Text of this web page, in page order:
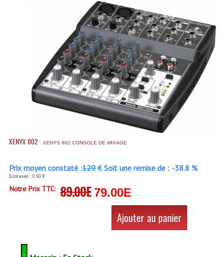
CATÉGORIES
Sonorisation
Accessoires Pieds Cellules Diamants
Accessoires Enceintes
Accessoires Micro, Pieds De Régie
Cellule (s)
Selecteurs Audio Vidéo
Amplificateurs
Amplificateurs Multi-Canaux
Casques Stéréo
Compresseurs , Limiteurs , Noise Gate
XENYX 802 XENYS 802 CONSOLE DE MIXAGE
Prix moyen constaté :129€ Soit une remise de : -38.8 %
Ecotaxes : 0.50 €
Notre Prix TTC: 89.00E 79.00E
Ajouter au panier